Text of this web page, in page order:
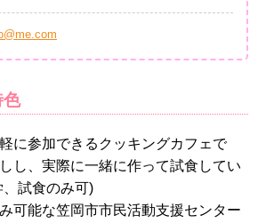
色
に参加できるクッキングカフェで
し、実際に一緒に作って試食してい
試食のみ可)
可能な笠岡市市民活動支援センター